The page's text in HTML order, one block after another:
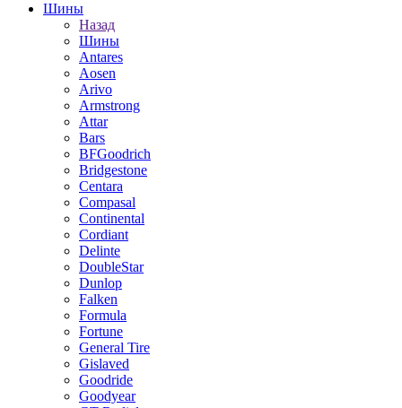
Шины
Назад
Шины
Antares
Aosen
Arivo
Armstrong
Attar
Bars
BFGoodrich
Bridgestone
Centara
Compasal
Continental
Cordiant
Delinte
DoubleStar
Dunlop
Falken
Formula
Fortune
General Tire
Gislaved
Goodride
Goodyear